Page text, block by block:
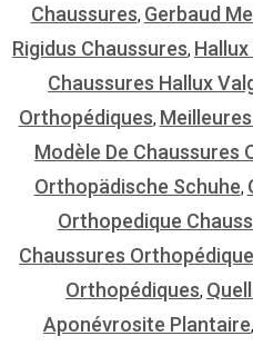
Chaussures, Gerbaud
Rigidus Chaussures,
Chaussures Hallux
Orthopédiques,
Modèle De Chaussures
Orthopädische Schuhe,
Orthopedique
Chaussures
Orthopédiques,
Aponévrosite Plantaire,